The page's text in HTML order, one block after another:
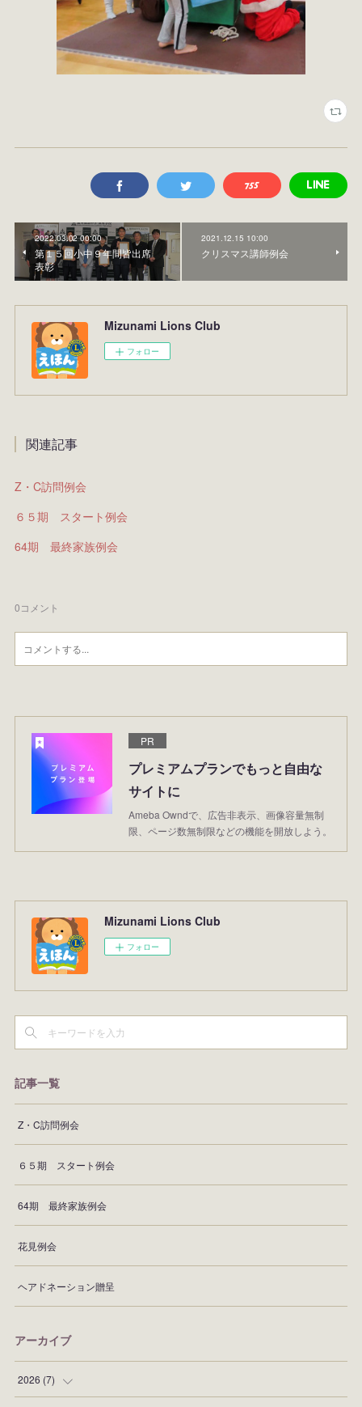
2022.03.02 00:00
第１５回小中９年間皆出席
表彰
2021.12.15 10:00
クリスマス講師例会
Mizunami Lions Club
フォロー
関連記事
Z・C訪問例会
６５期 スタート例会
64期 最終家族例会
0コメント
PR
プレミアムプランでもっと自由な
サイトに
Ameba Owndで、広告非表示、画像容量無制
限、ページ数無制限などの機能を開放しよう。
Mizunami Lions Club
フォロー
記事一覧
Z・C訪問例会
６５期 スタート例会
64期 最終家族例会
花見例会
ヘアドネーション贈呈
アーカイブ
2026 (7)